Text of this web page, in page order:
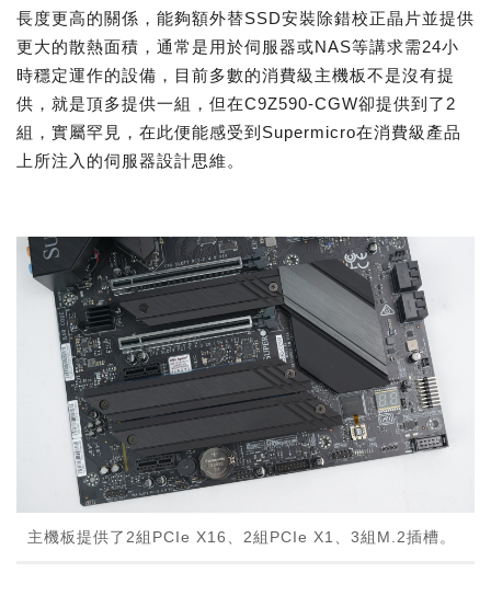
長度更高的關係，能夠額外替SSD安裝除錯校正晶片並提供
更大的散熱面積，通常是用於伺服器或NAS等講求需24小
時穩定運作的設備，目前多數的消費級主機板不是沒有提
供，就是頂多提供一組，但在C9Z590-CGW卻提供到了2
組，實屬罕見，在此便能感受到Supermicro在消費級產品
上所注入的伺服器設計思維。
主機板提供了2組PCIe X16、2組PCIe X1、3組M.2插槽。